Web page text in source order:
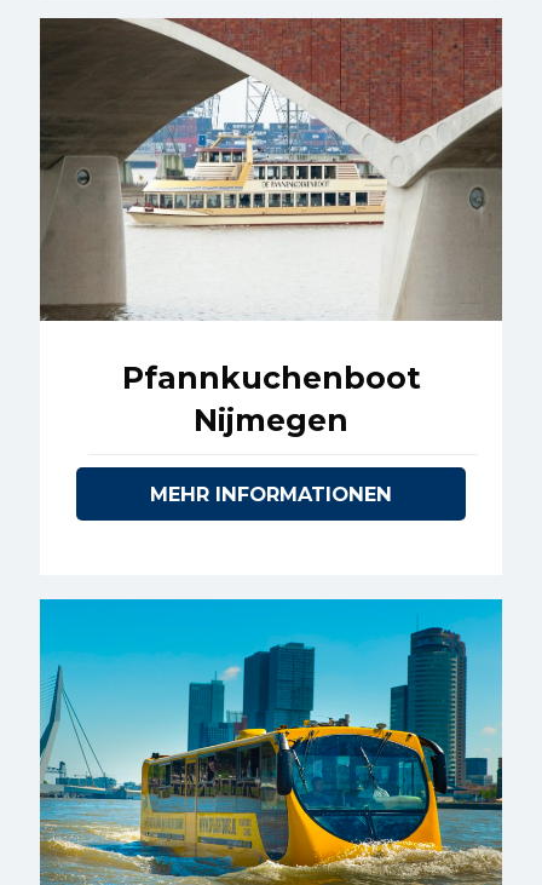
Pfannkuchenboot
Nijmegen
MEHR INFORMATIONEN